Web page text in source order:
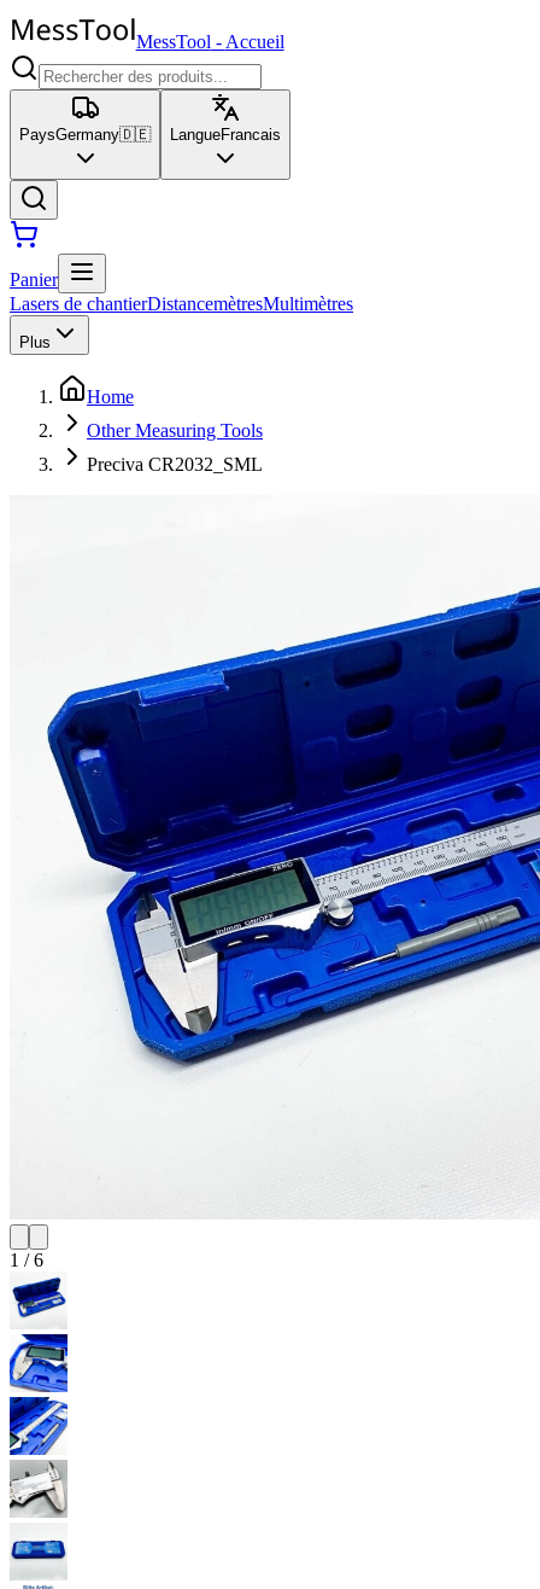
MessTool - Accueil
PaysGermany🇩🇪 LangueFrancais
Panier
Lasers de chantierDistancemètresMultimètres
Plus
Home
Other Measuring Tools
Preciva CR2032_SML
1 /6